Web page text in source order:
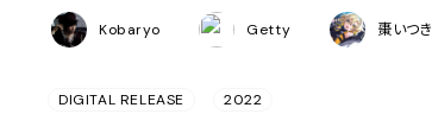
Kobaryo Getty 棗いつき
DIGITAL RELEASE 2022